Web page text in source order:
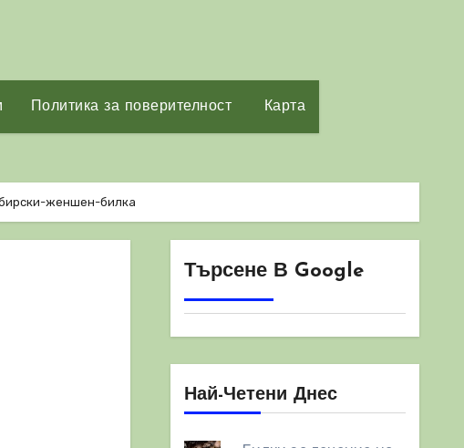
Политика за поверителност Карта
женшен-билка
Търсене В Google
Най-Четени Днес